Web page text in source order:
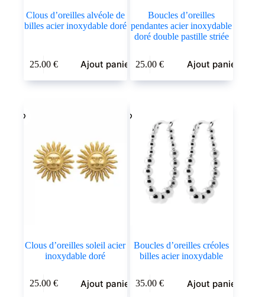
Clous d’oreilles alvéole de
billes acier inoxydable doré
25.00 € Ajout panier
Boucles d’oreilles
pendantes acier inoxydable
doré double pastille striée
25.00€ Ajout panier
Clous d’oreilles soleil acier
inoxydable doré
25.00 € Ajout panier
Boucles d’oreilles créoles
billes acier inoxydable
35.00€ Ajout panier